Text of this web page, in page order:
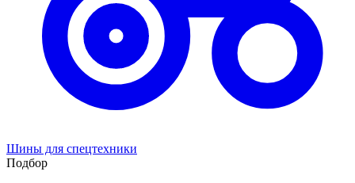
Шины для спецтехники
Подбор